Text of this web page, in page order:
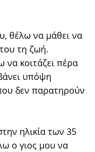
θέλω να μάθει να
τη ζωή.
να κοιτάζει πέρα
υπόψη
δεν παρατηρούν
ηλικία των 35
ο γιος μου να